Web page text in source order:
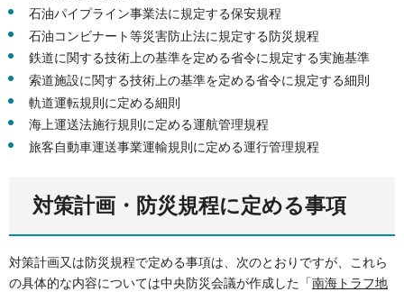
石油パイプライン事業法に規定する保安規程
石油コンビナート等災害防止法に規定する防災規程
鉄道に関する技術上の基準を定める省令に規定する実施基準
索道施設に関する技術上の基準を定める省令に規定する細則
軌道運転規則に定める細則
海上運送法施行規則に定める運航管理規程
旅客自動車運送事業運輸規則に定める運行管理規程
対策計画・防災規程に定める事項
対策計画又は防災規程で定める事項は、次のとおりですが、これら
の具体的な内容については中央防災会議が作成した「南海トラフ地